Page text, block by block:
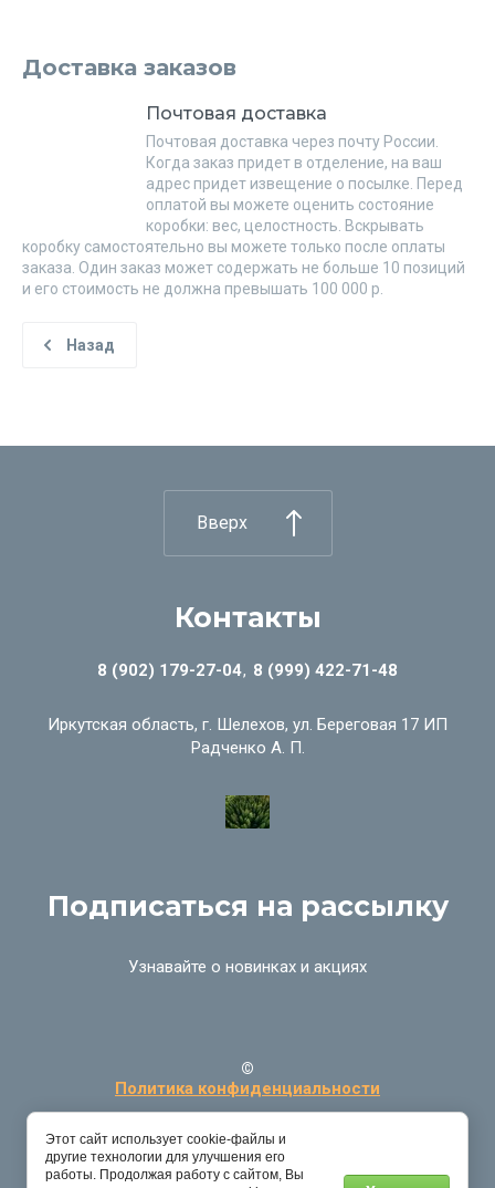
Доставка заказов
Почтовая доставка
Почтовая доставка через почту России.
Когда заказ придет в отделение, на ваш
адрес придет извещение о посылке. Перед
оплатой вы можете оценить состояние
коробки: вес, целостность. Вскрывать
коробку самостоятельно вы можете только после оплаты
заказа. Один заказ может содержать не больше 10 позиций
и его стоимость не должна превышать 100 000 р.
Назад
Вверх
©
Политика конфиденциальности
Контакты
8 (902) 179-27-04 8 (999) 422-71-48
Иркутская область, г. Шелехов, ул. Береговая 17 ИП
Радченко А. П.
Подписаться на рассылку
Узнавайте о новинках и акциях
Этот сайт использует cookie-файлы и
другие технологии для улучшения его
работы. Продолжая работу с сайтом, Вы